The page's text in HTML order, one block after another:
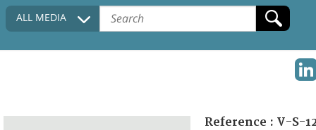
COLLECTIONS DESCRIPTION
ALL MEDIA
Reference : V-S-